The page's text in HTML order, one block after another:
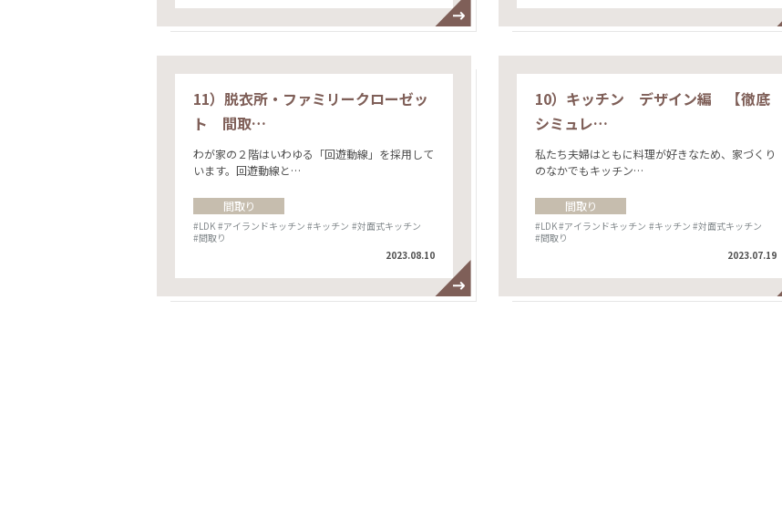
11）脱衣所・ファミリークローゼッ
ト 間取…
わが家の２階はいわゆる「回遊動線」を採用して
います。回遊動線と…
間取り
#LDK #アイランドキッチン #キッチン #対面式キッチン
#間取り
2023.08.10
10）キッチン デザイン編 【徹底
シミュレ…
私たち夫婦はともに料理が好きなため、家づくり
のなかでもキッチン…
間取り
#LDK#アイランドキッチン #キッチン #対面式キッチン
#間取り
2023.07.19